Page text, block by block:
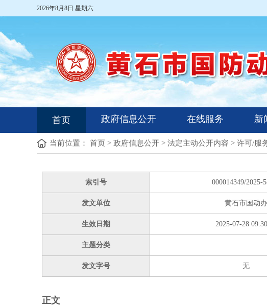
2026年8月8日 星期六
首页 政府信息公开 在线服务 新
当前位置： 首页 > 政府信息公开 > 法定主动公开内容 > 许可/服
索引号 000014349/2025-
发文单位 黄石市国动办
生效日期 2025-07-28
主题分类
发文字号 无
正文